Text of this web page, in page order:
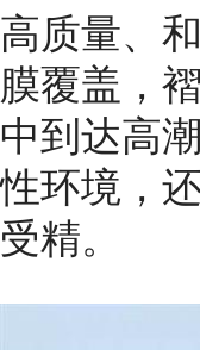
高质量、
膜覆盖，
中到达高
性环境，
受精。